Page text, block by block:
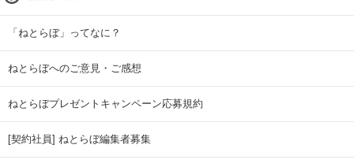
「ねとらぼ」ってなに？
ねとらぼへのご意見・ご感想
ねとらぼプレゼントキャンペーン応募規約
[契約社員] ねとらぼ編集者募集